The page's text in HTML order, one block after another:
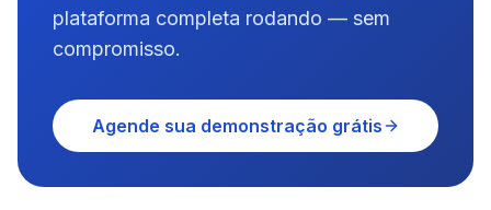
plataforma completa rodando — sem
compromisso.
Agende sua demonstração grátis